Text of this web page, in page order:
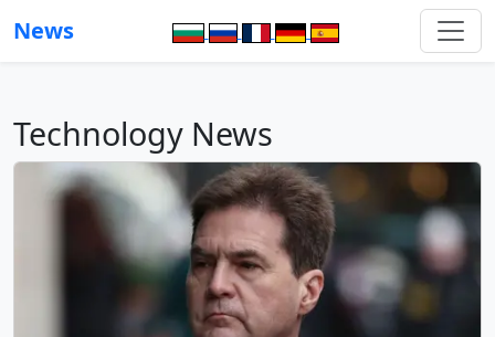
News
Technology News